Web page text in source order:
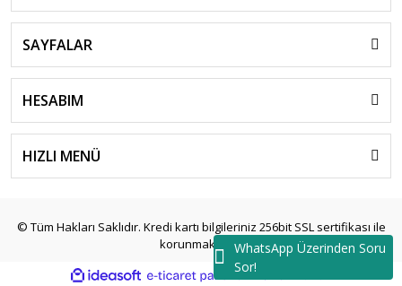
WhatsApp Üzerinden Soru
Sor!
SAYFALAR
HESABIM
HIZLI MENÜ
© Tüm Hakları Saklıdır. Kredi kartı bilgileriniz 256bit SSL sertifikası ile
korunmaktadır.
ideasoft e-